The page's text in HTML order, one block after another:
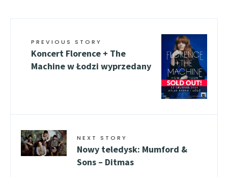
PREVIOUS STORY
Koncert Florence + The
Machine w Łodzi wyprzedany
NEXT STORY
Nowy teledysk: Mumford &
Sons – Ditmas